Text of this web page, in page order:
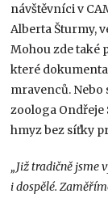
návštěvníci v
Alberta Šturmy,
Mohou zde také
které
mravenců.
zoologa Ondřeje
hmyz bez síťky
„Již tradičně jsme
i dospělé.